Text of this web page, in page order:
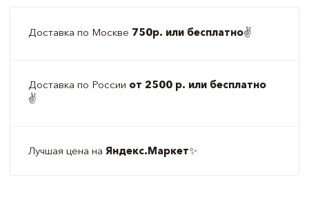
Доставка по Москве 750р. или бесплатно✌️
Доставка по России от 2500 р. или бесплатно
✌️
Лучшая цена на Яндекс.Маркет✨